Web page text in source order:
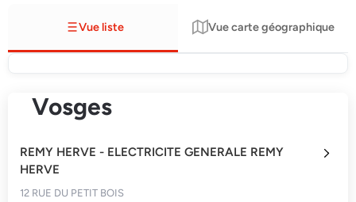
Vue liste Vue carte géographique
Vosges
REMY HERVE - ELECTRICITE GENERALE REMY
HERVE
12 RUE DU PETIT BOIS